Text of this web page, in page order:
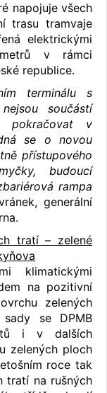
napojuje všech
trasu tramvaje
elektrickými
v rámci
republice.
terminálu s
součástí
pokračovat v
se o novou
přístupového
budoucí
rampa
generální
tratí – zelené
klimatickými
na pozitivní
zelených
se DPMB
i v dalších
zelených ploch
roce tak
tratí na rušných